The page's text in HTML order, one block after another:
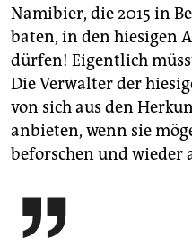
Namibier, die 2015 in
baten, in den hiesigen
dürfen! Eigentlich
Die Verwalter der
von sich aus den
anbieten, wenn sie
beforschen und wieder
